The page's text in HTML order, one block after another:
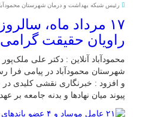
رئیس شبکه بهداشت و درمان شهرستان
۱۷ مرداد ماه،
راویان حقیقت گرامی
محمودآباد آنلاین : دکتر علی
شهرستان محمودآباد در پیامی فرا
و افزود : خبرنگاری نقشی کلیدی در
پیوند میان نهادها و بدنه جامعه بر